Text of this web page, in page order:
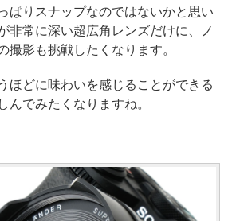
ぱりスナップなのではないかと思い
非常に深い超広角レンズだけに、ノ
撮影も挑戦したくなります。
ほどに味わいを感じることができる
んでみたくなりますね。